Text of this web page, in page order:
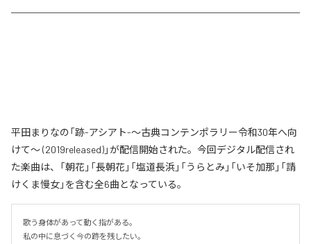
平田まりなの「跡-アシアト-〜古典コンテンポラリー令和30年へ向
けて〜 (2019released)」が配信開始された。今回デジタル配信され
た楽曲は、「朝花」「長朝花」「塩道長浜」「うらとみ」「いそ加那」「請
けくま慢女」を含む全6曲となっている。
歌う身体があって動く指がある。
私の中に息づく今の跡を残したい。